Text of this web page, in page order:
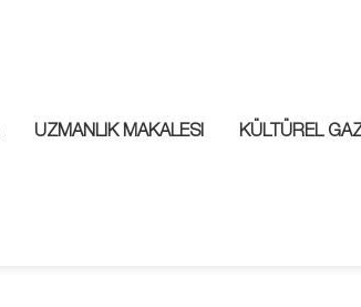
UZMANLIK MAKALESI KÜLTÜREL